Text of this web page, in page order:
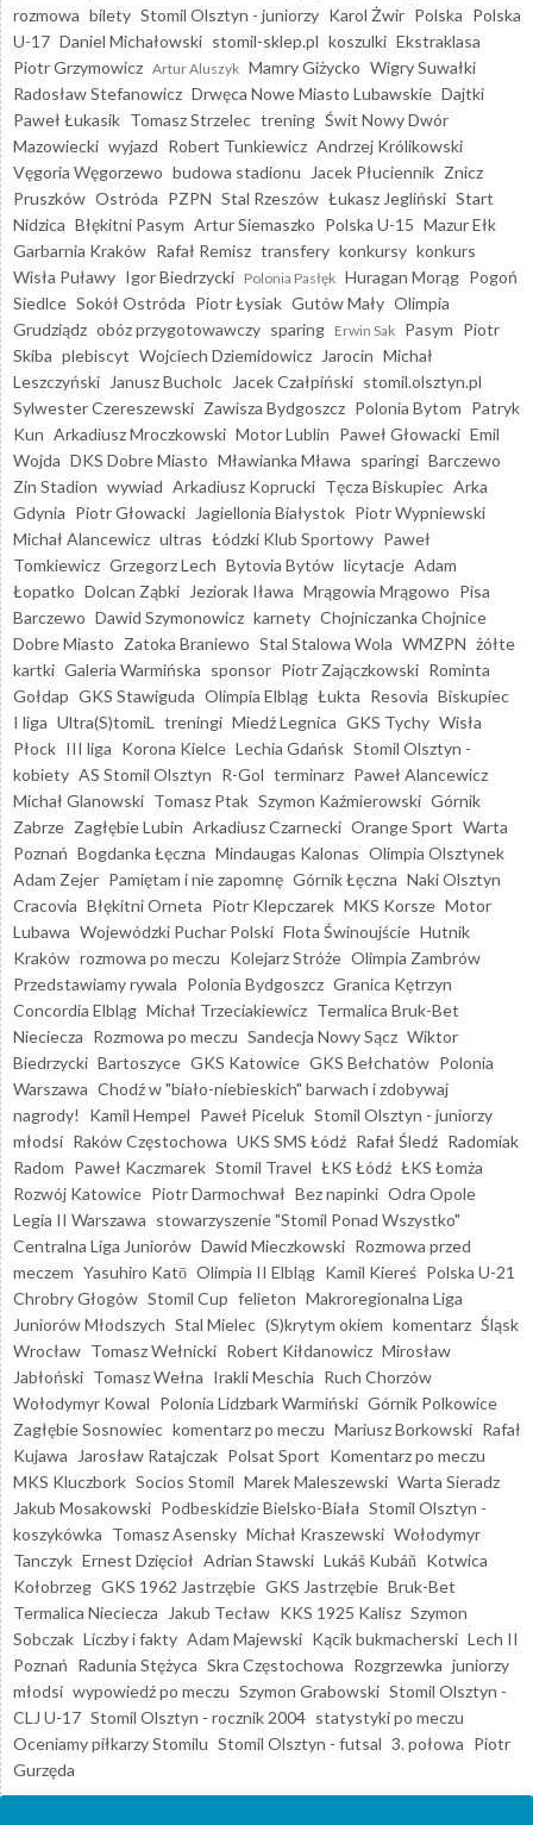
rozmowa bilety Stomil Olsztyn - juniorzy Karol Żwir Polska Polska
U-17 Daniel Michałowski stomil-sklep.pl koszulki Ekstraklasa
Piotr Grzymowicz Artur Aluszyk Mamry Giżycko Wigry Suwałki
Radosław Stefanowicz Drwęca Nowe Miasto Lubawskie Dajtki
Paweł Łukasik Tomasz Strzelec trening Świt Nowy Dwór
Mazowiecki wyjazd Robert Tunkiewicz Andrzej Królikowski
Vęgoria Węgorzewo budowa stadionu Jacek Płuciennik Znicz
Pruszków Ostróda PZPN Stal Rzeszów Łukasz Jegliński Start
Nidzica Błękitni Pasym Artur Siemaszko Polska U-15 Mazur Ełk
Garbarnia Kraków Rafał Remisz transfery konkursy konkurs
Wisła Puławy Igor Biedrzycki Polonia Pasłęk Huragan Morąg Pogoń
Siedlce Sokół Ostróda Piotr Łysiak Gutów Mały Olimpia
Grudziądz obóz przygotowawczy sparing Erwin Sak Pasym Piotr
Skiba plebiscyt Wojciech Dziemidowicz Jarocin Michał
Leszczyński
Janusz Bucholc Jacek Czałpiński stomil.olsztyn.pl
Sylwester Czereszewski Zawisza Bydgoszcz Polonia Bytom Patryk
Kun Arkadiusz Mroczkowski Motor Lublin Paweł Głowacki Emil
Wojda DKS Dobre Miasto Mławianka Mława sparingi Barczewo
Zin Stadion wywiad Arkadiusz Koprucki Tęcza Biskupiec Arka
Gdynia Piotr Głowacki Jagiellonia Białystok Piotr Wypniewski
Michał Alancewicz ultras Łódzki Klub Sportowy Paweł
Tomkiewicz Grzegorz Lech Bytovia Bytów licytacje Adam
Łopatko Dolcan Ząbki Jeziorak Iława Mrągowia Mrągowo Pisa
Barczewo Dawid Szymonowicz karnety Chojniczanka Chojnice
Dobre Miasto Zatoka Braniewo Stal Stalowa Wola WMZPN żółte
kartki Galeria Warmińska sponsor Piotr Zajączkowski Rominta
Gołdap GKS Stawiguda Olimpia Elbląg Łukta Resovia Biskupiec
I liga Ultra(S)tomiL treningi Miedź Legnica GKS Tychy Wisła
Płock III liga Korona Kielce Lechia Gdańsk Stomil Olsztyn -
kobiety AS Stomil Olsztyn R-Gol terminarz Paweł Alancewicz
Michał Glanowski Tomasz Ptak Szymon Kaźmierowski Górnik
Zabrze Zagłębie Lubin Arkadiusz Czarnecki Orange Sport Warta
Poznań Bogdanka Łęczna Mindaugas Kalonas Olimpia Olsztynek
Adam Zejer Pamiętam i nie zapomnę Górnik Łęczna Naki Olsztyn
Cracovia Błękitni Orneta Piotr Klepczarek MKS Korsze Motor
Lubawa Wojewódzki Puchar Polski Flota Świnoujście Hutnik
Kraków rozmowa po meczu Kolejarz Stróże Olimpia Zambrów
Przedstawiamy rywala Polonia Bydgoszcz Granica Kętrzyn
Concordia Elbląg Michał Trzeciakiewicz Termalica Bruk-Bet
Nieciecza Rozmowa po meczu Sandecja Nowy Sącz Wiktor
Biedrzycki Bartoszyce GKS Katowice GKS Bełchatów Polonia
Warszawa Chodź w "biało-niebieskich" barwach i zdobywaj
nagrody!
Kamil Hempel Paweł Piceluk Stomil Olsztyn - juniorzy
młodsi Raków Częstochowa UKS SMS Łódź Rafał Śledź Radomiak
Radom Paweł Kaczmarek Stomil Travel ŁKS Łódź ŁKS Łomża
Rozwój Katowice Piotr Darmochwał Bez napinki Odra Opole
Legia II Warszawa stowarzyszenie "Stomil Ponad Wszystko"
Centralna Liga Juniorów Dawid Mieczkowski Rozmowa przed
meczem Yasuhiro Katō Olimpia II Elbląg Kamil Kiereś Polska U-21
Chrobry Głogów Stomil Cup felieton Makroregionalna Liga
Juniorów Młodszych Stal Mielec (S)krytym okiem komentarz Śląsk
Wrocław Tomasz Wełnicki Robert Kiłdanowicz Mirosław
Jabłoński Tomasz Wełna Irakli Meschia Ruch Chorzów
Wołodymyr Kowal Polonia Lidzbark Warmiński Górnik Polkowice
Zagłębie Sosnowiec komentarz po meczu Mariusz Borkowski Rafał
Kujawa
Jarosław Ratajczak Polsat Sport Komentarz po meczu
MKS Kluczbork Socios Stomil Marek Maleszewski Warta Sieradz
Jakub Mosakowski Podbeskidzie Bielsko-Biała Stomil Olsztyn -
koszykówka Tomasz Asensky Michał Kraszewski Wołodymyr
Tanczyk Ernest Dzięcioł Adrian Stawski Lukáš Kubáň Kotwica
Kołobrzeg GKS 1962 Jastrzębie GKS Jastrzębie Bruk-Bet
Termalica Nieciecza
Jakub Tecław KKS 1925 Kalisz Szymon
Sobczak Liczby i fakty Adam Majewski Kącik bukmacherski Lech II
Poznań Radunia Stężyca Skra Częstochowa Rozgrzewka juniorzy
młodsi wypowiedź po meczu Szymon Grabowski Stomil Olsztyn -
CLJ U-17 Stomil Olsztyn - rocznik 2004 statystyki po meczu
Oceniamy piłkarzy Stomilu Stomil Olsztyn - futsal 3. połowa Piotr
Gurzęda